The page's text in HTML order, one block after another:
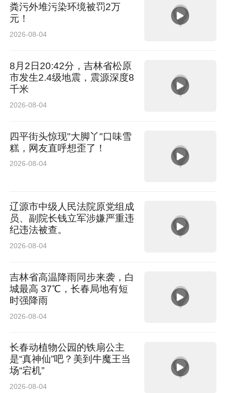
粪污外堆污染环境被罚2万
元！
2026-08-04
8月2日20:42分，吉林省松原
市发生2.4级地震，震源深度8
千米
2026-08-04
四平街头惊现"大脚丫"口味雪
糕，网友直呼想歪了！
2026-08-04
辽源市中级人民法院原党组成
员、副院长钱立军涉嫌严重违
纪违法被查。
2026-08-04
吉林省高温降雨同步来袭，白
城最高 37℃，长春局地有短
时强降雨
2026-08-04
长春动植物公园的铁扇公主
是“真神仙”吧？美到牛魔王当
场“宕机”
2026-08-04